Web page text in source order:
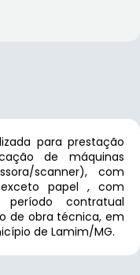
para prestação
de máquinas
scanner), com
papel , com
contratual
de obra técnica, em
de Lamim/MG.